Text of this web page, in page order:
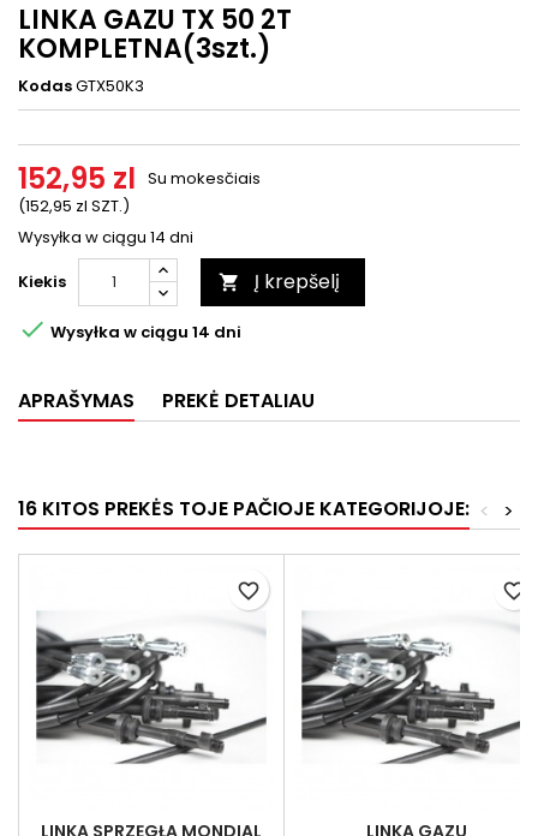
LINKA GAZU TX 50 2T
KOMPLETNA(3szt.)
KodasGTX50K3
152,95 zl
(152,95 zl SZT.)
Su mokesčiais
Wysyłka w ciągu 14 dni
Kiekis
 Į krepšelį
 Wysyłka w ciągu 14 dni
APRAŠYMAS PREKĖ DETALIAU
16 KITOS PREKĖS TOJE PAČIOJE KATEGORIJOJE: >
<
LINKA SPRZĘGŁA MONDIAL
favorite_border
LINKA GAZU
favorite_border